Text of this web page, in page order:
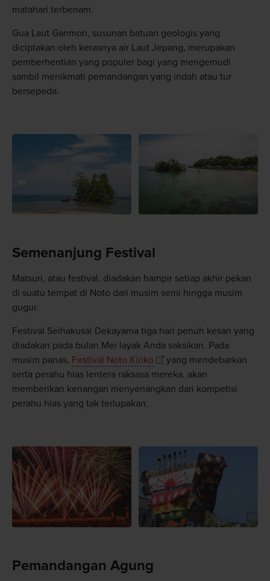
matahari terbenam.
Gua Laut Ganmon, susunan batuan geologis yang
diciptakan oleh kerasnya air Laut Jepang, merupakan
pemberhentian yang populer bagi yang mengemudi
sambil menikmati pemandangan yang indah atau tur
bersepeda.
Semenanjung Festival
Matsuri, atau festival, diadakan hampir setiap akhir pekan
di suatu tempat di Noto dari musim semi hingga musim
gugur.
Festival Seihakusai Dekayama tiga hari penuh kesan yang
diadakan pada bulan Mei layak Anda saksikan. Pada
musim panas, Festival Noto Kiriko
yang mendebarkan
serta perahu hias lentera raksasa mereka, akan
memberikan kenangan menyenangkan dari kompetisi
perahu hias yang tak terlupakan.
Pemandangan Agung